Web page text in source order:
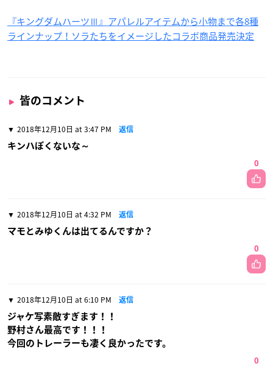
『キングダムハーツⅢ』アパレルアイテムから小物まで各8種
ラインナップ！ソラたちをイメージしたコラボ商品発売決定
皆のコメント
2018年12月10日 at 3:47 PM 返信
キンハぽくないな～
0
2018年12月10日 at 4:32 PM 返信
マモとみゆくんは出てるんですか？
0
2018年12月10日 at 6:10 PM 返信
ジャケ写素敵すぎます！！
野村さん最高です！！！
今回のトレーラーも凄く良かったです。
0